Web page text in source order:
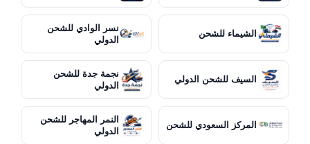
الشيماء للشحن
نسر الوادي للشحن
الدولي
السيف للشحن الدولي
نجمة جدة للشحن
الدولي
المركز السعودي للشحن
النمر المهاجر للشحن
الدولي